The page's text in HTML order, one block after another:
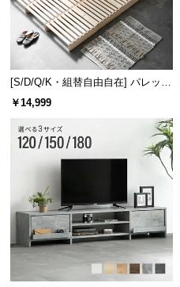
[S/D/Q/K・組替自由自在] パレット
ベッド 8/12/16枚セット
￥14,999